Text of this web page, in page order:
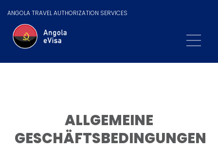
ANGOLA TRAVEL AUTHORIZATION SERVICES
ALLGEMEINE
GESCHÄFTSBEDINGUNGEN